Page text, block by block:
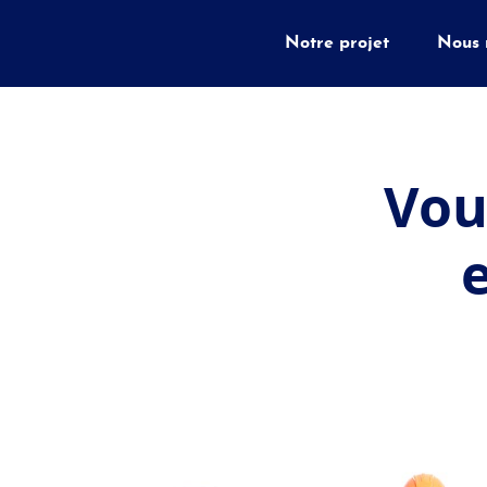
Notre projet
la